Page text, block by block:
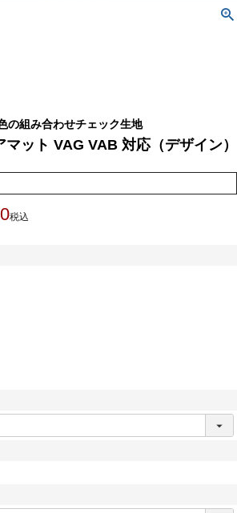
組み合わせチェック生地
ット VAG VAB 対応（デザイン）
税込